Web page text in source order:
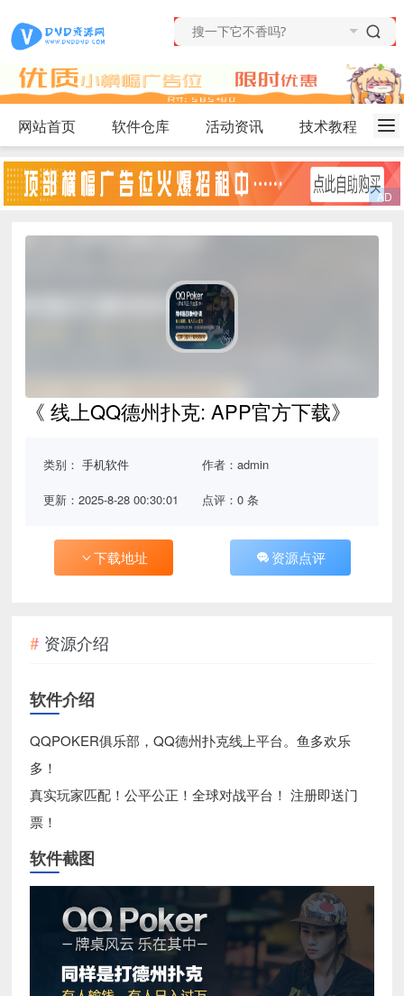
网站首页 软件仓库 活动资讯 技术教程
《 线上QQ德州扑克: APP官方下载》
类别：手机软件 作者：admin
更新：2025-8-28 00:30:01 点评：0 条
下载地址 资源点评
资源介绍
软件介绍
QQPOKER俱乐部，QQ德州扑克线上平台。鱼多欢乐
多！
真实玩家匹配！公平公正！全球对战平台！ 注册即送门
票！
软件截图